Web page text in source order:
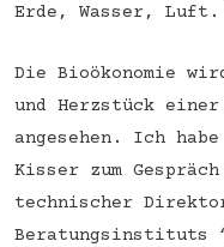
Erde, Wasser, Luft.
Die Bioökonomie
und Herzstück
angesehen. Ich
Kisser zum
technischer
Beratungsinstituts